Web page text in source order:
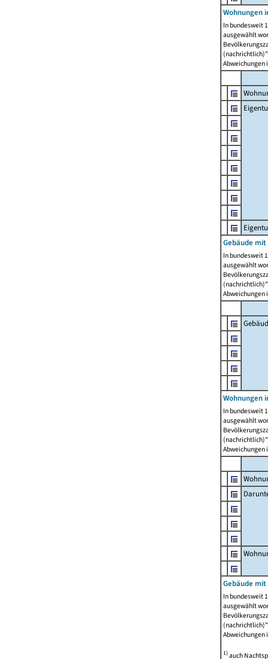
Wohnungen
In bundesweit
ausgewählt
Abweichungen
Gebäude
In bundesweit
ausgewählt
Abweichungen
Wohnungen
In bundesweit
ausgewählt
Abweichungen
Gebäude
In bundesweit
ausgewählt
Abweichungen
1)auch